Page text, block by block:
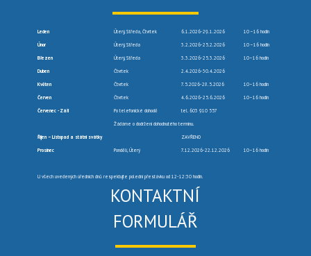
Leden Úterý, Středa, Čtvrtek 6.1.2026-29.1.2026 10 –16 hodin
Únor Úterý, Středa 3.2.2026-25.2.2026 10 –16 hodin
Březen Úterý, Středa 3.3.2026-25.3.2026 10–16 hodin
Duben Čtvrtek 2.4.2026-30.4.2026
Květen Čtvrtek 7.5.2026-28.5.2026 10–16 hodin
Červen Čtvrtek 4.6.2026-25.6.2026 10–16 hodin
Červenec -Září Po telefonické dohodě tel. 603 910 557
Žádáme o dodržení dohodnutého termínu.
Říjen – Listopad a státní svátky ZAVŘENO
Prosinec Pondělí, Úterý 7.12.2026-22.12.2026 10–16 hodin
U všech uvedených úředních dnů respektujte polední přestávku od 12-12:30 hodin.
KONTAKTNÍ
FORMULÁŘ